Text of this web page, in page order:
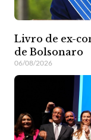
Livro de ex-
de Bolsonaro
06/08/2026